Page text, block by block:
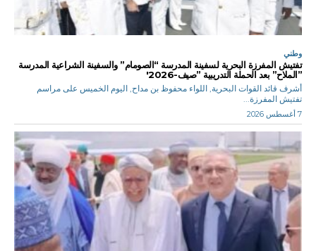
وطني
تفتيش المفرزة البحرية لسفينة المدرسة “الصومام” والسفينة الشراعية المدرسة
”الملاح” بعد الحملة التدريبية ”صيف-2026′
أشرف قائد القوات البحرية, اللواء محفوظ بن مداح, اليوم الخميس على مراسم
تفتيش المفرزة...
7 أغسطس 2026